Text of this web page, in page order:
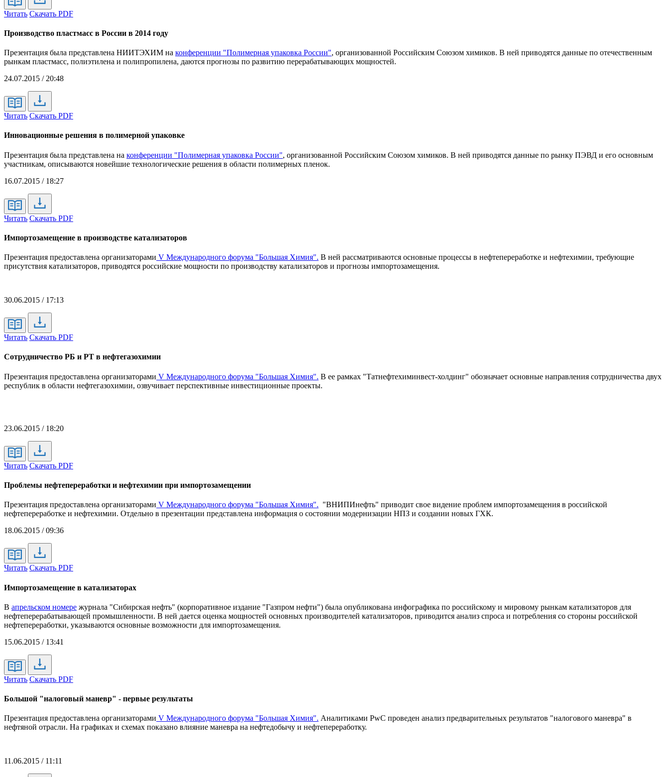
Читать Скачать PDF
Производство пластмасс в России в 2014 году
Презентация была представлена НИИТЭХИМ на конференции "Полимерная упаковка России", организованной Российским Союзом химиков. В ней приводятся данные по отечественным
рынкам пластмасс, полиэтилена и полипропилена, даются прогнозы по развитию перерабатывающих мощностей.
24.07.2015 / 20:48
Читать Скачать PDF
Инновационные решения в полимерной упаковке
Презентация была представлена на конференции "Полимерная упаковка России", организованной Российским Союзом химиков. В ней приводятся данные по рынку ПЭВД и его основным
участникам, описываются новейшие технологические решения в области полимерных пленок.
16.07.2015 / 18:27
Читать Скачать PDF
Импортозамещение в производстве катализаторов
Презентация предоставлена организаторами V Международного форума "Большая Химия". В ней рассматриваются основные процессы в нефтепереработке и нефтехимии, требующие
присутствия катализаторов, приводятся российские мощности по производству катализаторов и прогнозы импортозамещения.
30.06.2015 / 17:13
Читать Скачать PDF
Сотрудничество РБ и РТ в нефтегазохимии
Презентация предоставлена организаторами V Международного форума "Большая Химия". В ее рамках "Татнефтехиминвест-холдинг" обозначает основные направления сотрудничества двух
республик в области нефтегазохимии, озвучивает перспективные инвестиционные проекты.
23.06.2015 / 18:20
Читать Скачать PDF
Проблемы нефтепереработки и нефтехимии при импортозамещении
Презентация предоставлена организаторами V Международного форума "Большая Химия". "ВНИПИнефть" приводит свое видение проблем импортозамещения в российской
нефтепереработке и нефтехимии. Отдельно в презентации представлена информация о состоянии модернизации НПЗ и создании новых ГХК.
18.06.2015 / 09:36
Читать Скачать PDF
Импортозамещение в катализаторах
В апрельском номере журнала "Сибирская нефть" (корпоративное издание "Газпром нефти") была опубликована инфографика по российскому и мировому рынкам катализаторов для
нефтеперерабатывающей промышленности. В ней дается оценка мощностей основных производителей катализаторов, приводится анализ спроса и потребления со стороны российской
нефтепереработки, указываются основные возможности для импортозамещения.
15.06.2015 / 13:41
Читать Скачать PDF
Большой "налоговый маневр" - первые результаты
Презентация предоставлена организаторами V Международного форума "Большая Химия". Аналитиками PwC проведен анализ предварительных результатов "налогового маневра" в
нефтяной отрасли. На графиках и схемах показано влияние маневра на нефтедобычу и нефтепереработку.
11.06.2015 / 11:11